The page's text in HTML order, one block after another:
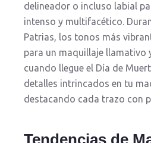
delineador o incluso labial
intenso y multifacético.
Patrias, los tonos más
para un maquillaje llamativo
cuando llegue el Día de
detalles intrincados en tu
destacando cada trazo con
Tendencias de